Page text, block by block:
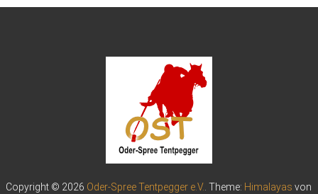
Copyright © 2026 Oder-Spree Tentpegger e.V.. Theme: Himalayas von